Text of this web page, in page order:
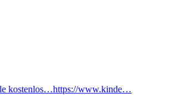
kostenlos…https://www.kinde…